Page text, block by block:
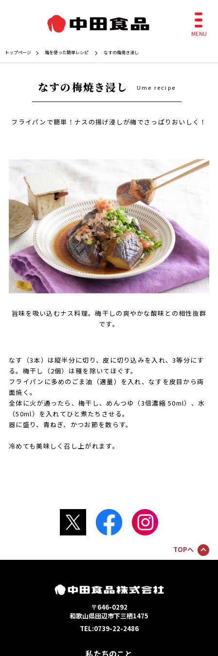
トップページ 梅を使った簡単レシピ なすの梅焼き浸し
なすの梅焼き浸し Ume recipe
フライパンで簡単！ナスの揚げ浸しが梅でさっぱりおいしく！
旨味を吸い込むナス料理。梅干しの爽やかな酸味との相性抜群
です。
なす（3本）は縦半分に切り、皮に切り込みを入れ、3等分にす
る。梅干し（2個）は種を除いてほぐす。
フライパンに多めのごま油（適量）を入れ、なすを皮目から両
面焼く。
全体に火が通ったら、梅干し、めんつゆ（3倍濃縮 50ml）、水
（50ml）を入れてひと煮たちさせる。
器に盛り、青ねぎ、かつお節を散らす。
冷めても美味しく召し上がれます。
TOPへ
〒646-0292
和歌山県田辺市下三栖1475
TEL:0739-22-2486